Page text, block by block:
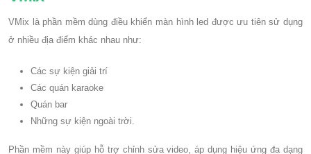
VMix là phần mềm dùng điều khiển màn hình led được ưu tiên sử dụng
ở nhiều địa điểm khác nhau như:
Các sự kiện giải trí
Các quán karaoke
Quán bar
Những sự kiện ngoài trời.
Phần mềm này giúp hỗ trợ chỉnh sửa video, áp dụng hiệu ứng đa dạng